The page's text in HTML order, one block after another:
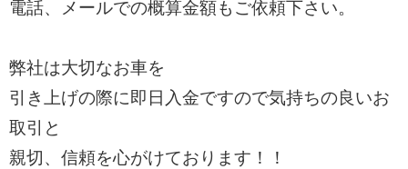
電話、メールでの概算金額もご依頼下さい。
弊社は大切なお車を
引き上げの際に即日入金ですので気持ちの良いお
取引と
親切、信頼を心がけております！！